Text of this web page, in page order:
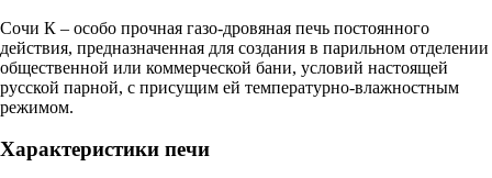
Сочи К – особо прочная газо-дровяная печь постоянного
действия, предназначенная для создания в парильном отделении
общественной или коммерческой бани, условий настоящей
русской парной, с присущим ей температурно-влажностным
режимом.
Характеристики печи